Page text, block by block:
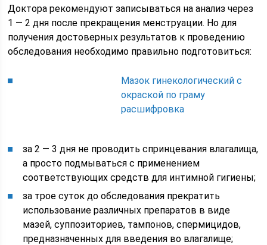
Доктора рекомендуют записываться на анализ через
1 — 2 дня после прекращения менструации. Но для
получения достоверных результатов к проведению
обследования необходимо правильно подготовиться:
Мазок гинекологический с
окраской по граму
расшифровка
за 2 — 3 дня не проводить спринцевания влагалища,
а просто подмываться с применением
соответствующих средств для интимной гигиены;
за трое суток до обследования прекратить
использование различных препаратов в виде
мазей, суппозиториев, тампонов, спермицидов,
предназначенных для введения во влагалище;